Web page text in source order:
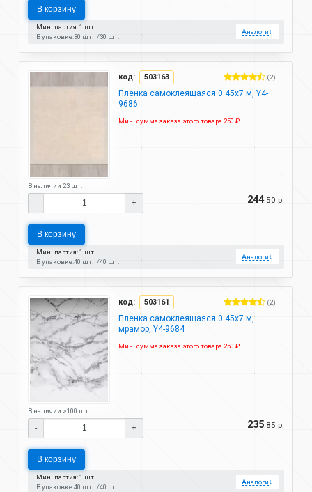
В корзину
Мин. партия: 1 шт.
В упаковке:30 шт. 30 шт.
Аналоги↓
код: 503163 (2)
Пленка самоклеящаяся 0.45х7 м, Y4-
9686
Мин. сумма заказа этого товара 250 ₽.
В наличии 23 шт.
- + 244.50 р.
В корзину
Мин. партия: 1 шт.
В упаковке:40 шт. 40 шт.
Аналоги↓
код: 503161 (2)
Пленка самоклеящаяся 0.45х7 м,
мрамор, Y4-9684
Мин. сумма заказа этого товара 250 ₽.
В наличии >100 шт.
- + 235.85 р.
В корзину
Мин. партия: 1 шт.
В упаковке:40 шт. 40 шт.
Аналоги↓